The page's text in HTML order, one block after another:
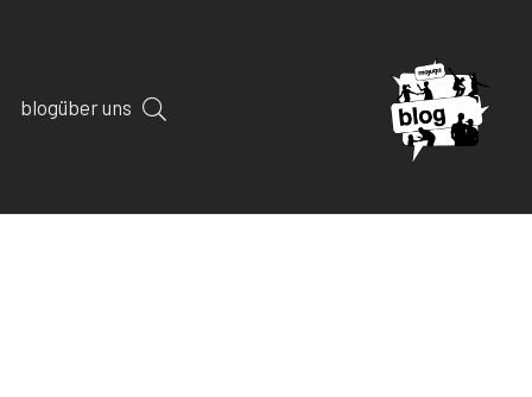
blogüber uns